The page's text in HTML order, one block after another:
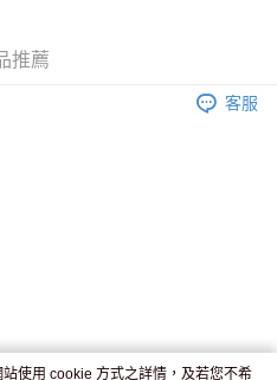
工作天到店，7天內取。逾期後
推薦
客服
使用 cookie 方式之詳情，及若您不希